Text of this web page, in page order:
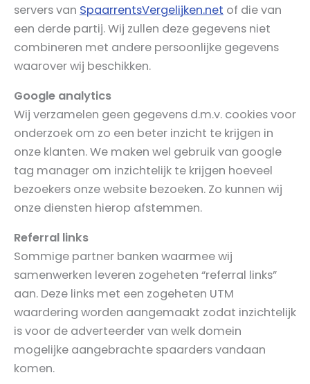
servers van SpaarrentsVergelijken.net of die van
een derde partij. Wij zullen deze gegevens niet
combineren met andere persoonlijke gegevens
waarover wij beschikken.
Google analytics
Wij verzamelen geen gegevens d.m.v. cookies voor
onderzoek om zo een beter inzicht te krijgen in
onze klanten. We maken wel gebruik van google
tag manager om inzichtelijk te krijgen hoeveel
bezoekers onze website bezoeken. Zo kunnen wij
onze diensten hierop afstemmen.
Referral links
Sommige partner banken waarmee wij
samenwerken leveren zogeheten “referral links”
aan. Deze links met een zogeheten UTM
waardering worden aangemaakt zodat inzichtelijk
is voor de adverteerder van welk domein
mogelijke aangebrachte spaarders vandaan
komen.